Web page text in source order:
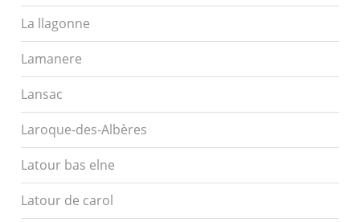
La llagonne
Lamanere
Lansac
Laroque-des-Albères
Latour bas elne
Latour de carol